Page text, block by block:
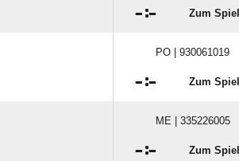
: Zum Spiel
PO | 930061019
: Zum Spiel
ME | 335226005
: Zum Spiel